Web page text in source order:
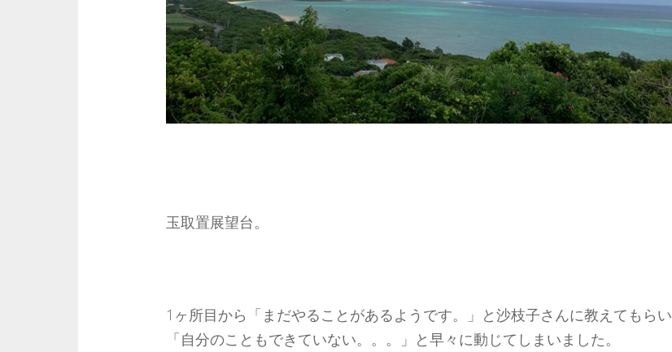
玉取置展望台。
1ヶ所目から「まだやることがあるようです。」と沙枝子さんに教えてもらい
「自分のこともできていない。。。」と早々に動じてしまいました。